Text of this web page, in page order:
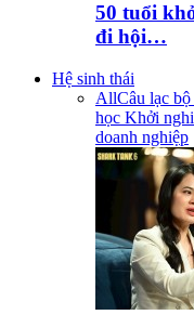
50 tuổi
đi hội…
Hệ sinh thái
AllCâu lạc
học Khởi
doanh nghiệp